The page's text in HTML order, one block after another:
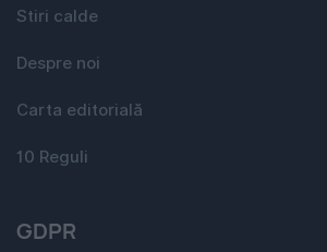
Stiri calde
Despre noi
Carta editorială
10 Reguli
GDPR